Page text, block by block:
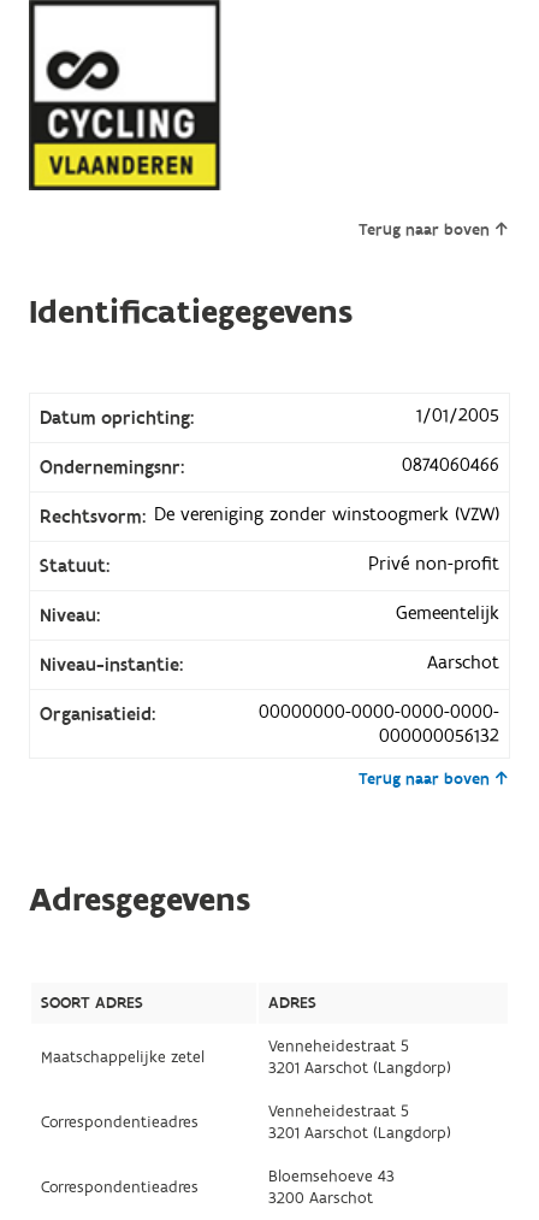
Terug naar boven
Identificatiegegevens
Datum oprichting: 1/01/2005
Ondernemingsnr: 0874060466
Rechtsvorm: De vereniging zonder winstoogmerk (VZW)
Statuut: Privé non-profit
Niveau: Gemeentelijk
Niveau-instantie: Aarschot
Organisatieid:
00000000-0000-0000-0000-
000000056132
Terug naar boven
Adresgegevens
SOORT ADRES ADRES
Maatschappelijke zetel
Venneheidestraat 5
3201 Aarschot (Langdorp)
Correspondentieadres
Venneheidestraat 5
3201 Aarschot (Langdorp)
Correspondentieadres
Bloemsehoeve 43
3200 Aarschot